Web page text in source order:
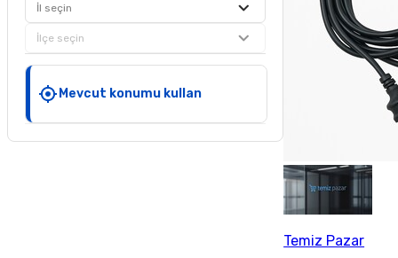
İl seçin
İlçe seçin
Mevcut konumu kullan
Temiz Pazar